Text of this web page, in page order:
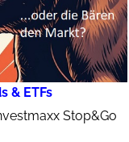
& ETFs
Stop&Go